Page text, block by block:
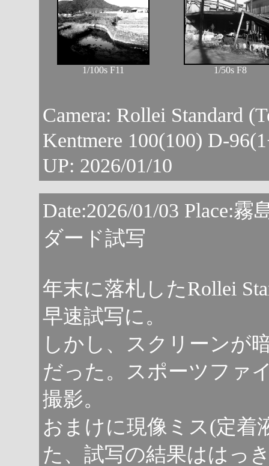
1/100s F11 1/50s F8
Camera: Rollei Standard
Kentmere 100(100) D-
UP: 2026/01/10
Date:2026/01/03 Place:
ダード試写
年末に落札したRollei
早速試写に。
しかし、スクリーンが
だった。スポーツファ
撮影。
おまけに現像ミス(定着
た、試写の結果ははっ